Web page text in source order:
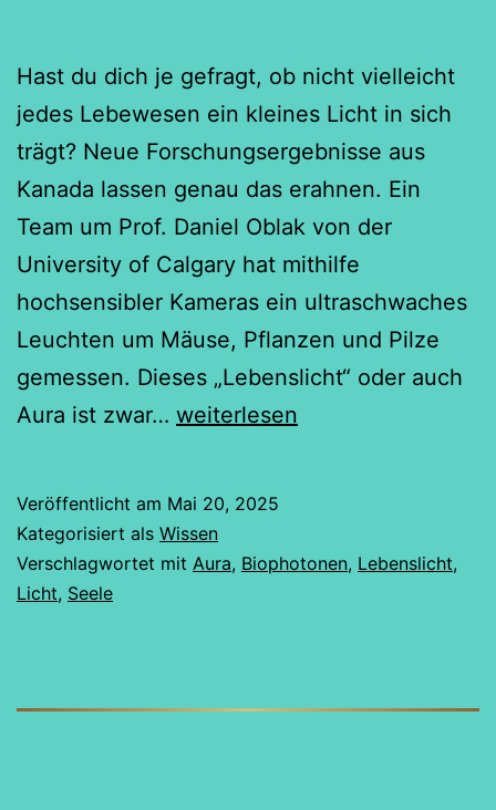
Hast du dich je gefragt, ob nicht vielleicht
jedes Lebewesen ein kleines Licht in sich
trägt? Neue Forschungsergebnisse aus
Kanada lassen genau das erahnen. Ein
Team um Prof. Daniel Oblak von der
University of Calgary hat mithilfe
hochsensibler Kameras ein ultraschwaches
Leuchten um Mäuse, Pflanzen und Pilze
gemessen. Dieses „Lebenslicht“ oder auch
Aura ist zwar… AURA
unsichtbare
Licht
weiterlesen
Veröffentlicht am Mai 20, 2025
Kategorisiert als Wissen
Verschlagwortet mit Aura, Biophotonen, Lebenslicht,
Licht, Seele